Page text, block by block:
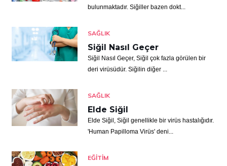
bulunmaktadır. Siğiller bazen dokt...
SAĞLIK
Siğil Nasıl Geçer
Siğil Nasıl Geçer, Siğil çok fazla görülen bir
deri virüsüdür. Siğilin diğer ...
SAĞLIK
Elde Siğil
Elde Siğil, Siğil genellikle bir virüs hastalığıdır.
'Human Papilloma Virüs' deni...
EĞITIM